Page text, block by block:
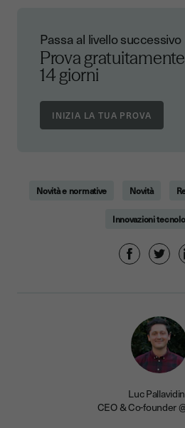
Passa al livello successivo
Prova
14 giorni
Novità e normative Novità
Innovazioni
Luc
CEO & Co-founder